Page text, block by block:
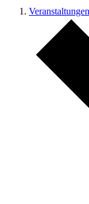
Veranstaltungen